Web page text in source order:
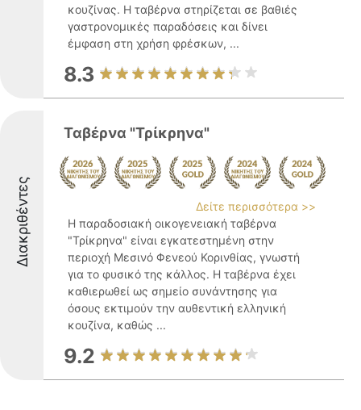
κουζίνας. Η ταβέρνα στηρίζεται σε βαθιές
γαστρονομικές παραδόσεις και δίνει
έμφαση στη χρήση φρέσκων, ...
8.3
Διακριθέντες
Ταβέρνα "Τρίκρηνα"
Δείτε περισσότερα >>
Η παραδοσιακή οικογενειακή ταβέρνα
"Τρίκρηνα" είναι εγκατεστημένη στην
περιοχή Μεσινό Φενεού Κορινθίας, γνωστή
για το φυσικό της κάλλος. Η ταβέρνα έχει
καθιερωθεί ως σημείο συνάντησης για
όσους εκτιμούν την αυθεντική ελληνική
κουζίνα, καθώς ...
9.2